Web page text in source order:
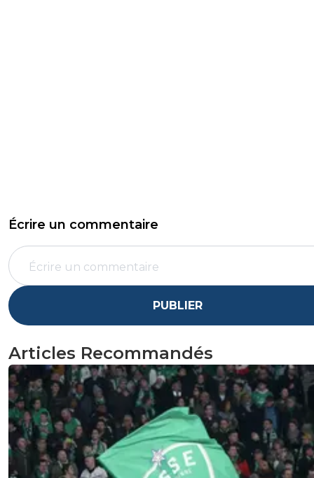
Écrire un commentaire
PUBLIER
Articles Recommandés